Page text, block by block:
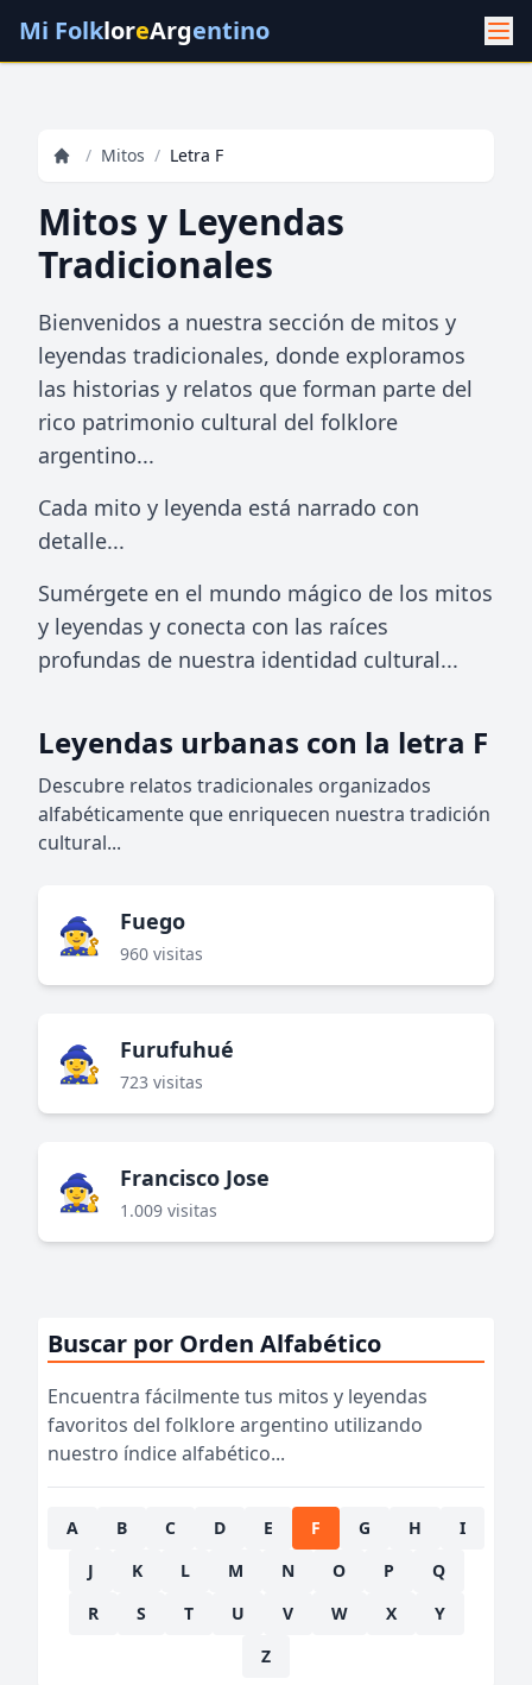
Mi FolkloreArgentino
/ Mitos / Letra F
Mitos y Leyendas
Tradicionales
Bienvenidos a nuestra sección de mitos y
leyendas tradicionales, donde exploramos
las historias y relatos que forman parte del
rico patrimonio cultural del folklore
argentino...
Cada mito y leyenda está narrado con
detalle...
Sumérgete en el mundo mágico de los mitos
y leyendas y conecta con las raíces
profundas de nuestra identidad cultural...
Leyendas urbanas con la letra F
Descubre relatos tradicionales organizados
alfabéticamente que enriquecen nuestra tradición
cultural...
🧙‍♀️ Fuego
960 visitas
🧙‍♀️ Furufuhué
723 visitas
🧙‍♀️ Francisco Jose
1.009 visitas
Buscar por Orden Alfabético
Encuentra fácilmente tus mitos y leyendas
favoritos del folklore argentino utilizando
nuestro índice alfabético...
A B C D E F G H
I
J
K L M N O P
Q
R
S T U V W X
Y
Z